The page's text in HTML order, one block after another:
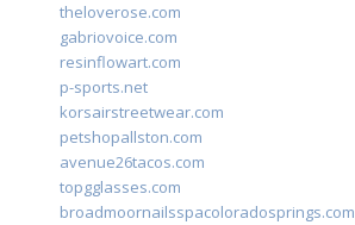
theloverose.com
gabriovoice.com
resinflowart.com
p-sports.net
korsairstreetwear.com
petshopallston.com
avenue26tacos.com
topgglasses.com
broadmoornailsspacoloradosprings.com